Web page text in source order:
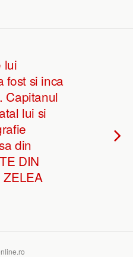
lui
fost si inca
Capitanul
lui si
din
DIN
ZELEA